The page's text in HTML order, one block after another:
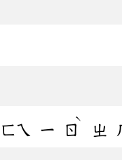
ㄈㄟ ㄧ ㄖ
ˋ
ㄓ